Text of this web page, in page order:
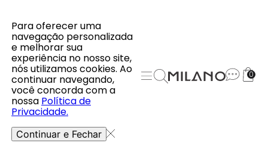
Para oferecer uma
navegação personalizada
e melhorar sua
experiência no nosso site,
nós utilizamos cookies. Ao
continuar navegando,
você concorda com a
nossa Política de
Privacidade.
Continuar e Fechar
0